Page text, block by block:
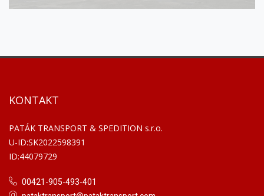
KONTAKT
PATÁK TRANSPORT & SPEDITION s.r.o.
U-ID:SK2022598391
ID:44079729
00421-905-493-401